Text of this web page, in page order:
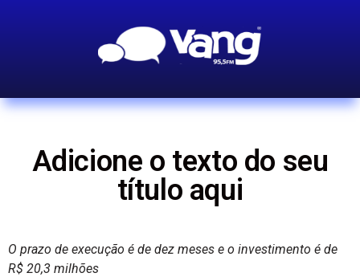
Adicione o texto do seu
título aqui
O prazo de execução é de dez meses e o investimento é de
R$ 20,3 milhões